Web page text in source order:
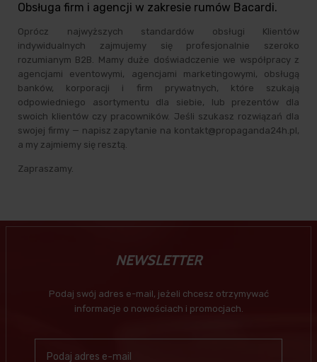
Obsługa firm i agencji w zakresie rumów Bacardi.
Oprócz najwyższych standardów obsługi Klientów
indywidualnych zajmujemy się profesjonalnie szeroko
rozumianym B2B. Mamy duże doświadczenie we współpracy z
agencjami eventowymi, agencjami marketingowymi, obsługą
banków, korporacji i firm prywatnych, które szukają
odpowiedniego asortymentu dla siebie, lub prezentów dla
swoich klientów czy pracowników. Jeśli szukasz rozwiązań dla
swojej firmy — napisz zapytanie na kontakt@propaganda24h.pl,
a my zajmiemy się resztą.
Zapraszamy.
NEWSLETTER
Podaj swój adres e-mail, jeżeli chcesz otrzymywać
informacje o nowościach i promocjach.